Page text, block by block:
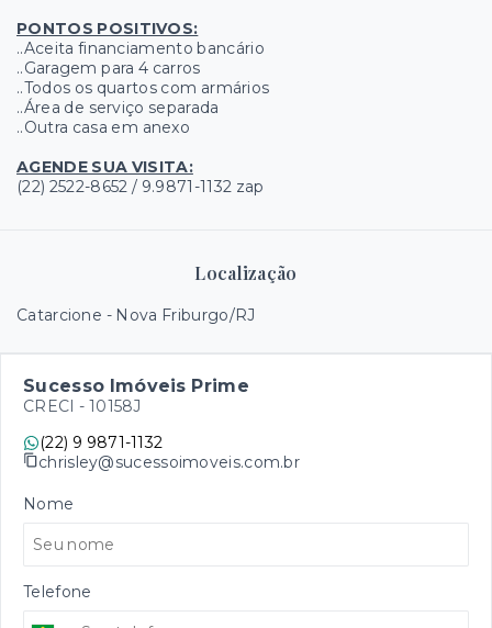
PONTOS POSITIVOS:
..Aceita financiamento bancário
..Garagem para 4 carros
..Todos os quartos com armários
..Área de serviço separada
..Outra casa em anexo
AGENDE SUA VISITA:
(22) 2522-8652 / 9.9871-1132 zap
Localização
Catarcione - Nova Friburgo/RJ
Sucesso Imóveis Prime
CRECI - 10158J
(22) 9 9871-1132
chrisley@sucessoimoveis.com.br
Nome
Telefone